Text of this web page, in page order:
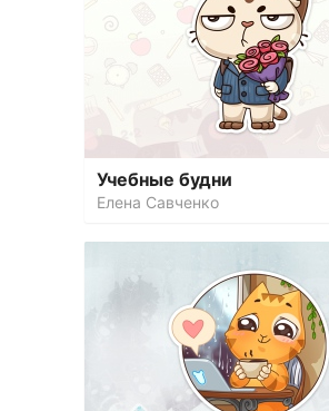
Учебные будни
Елена Савченко